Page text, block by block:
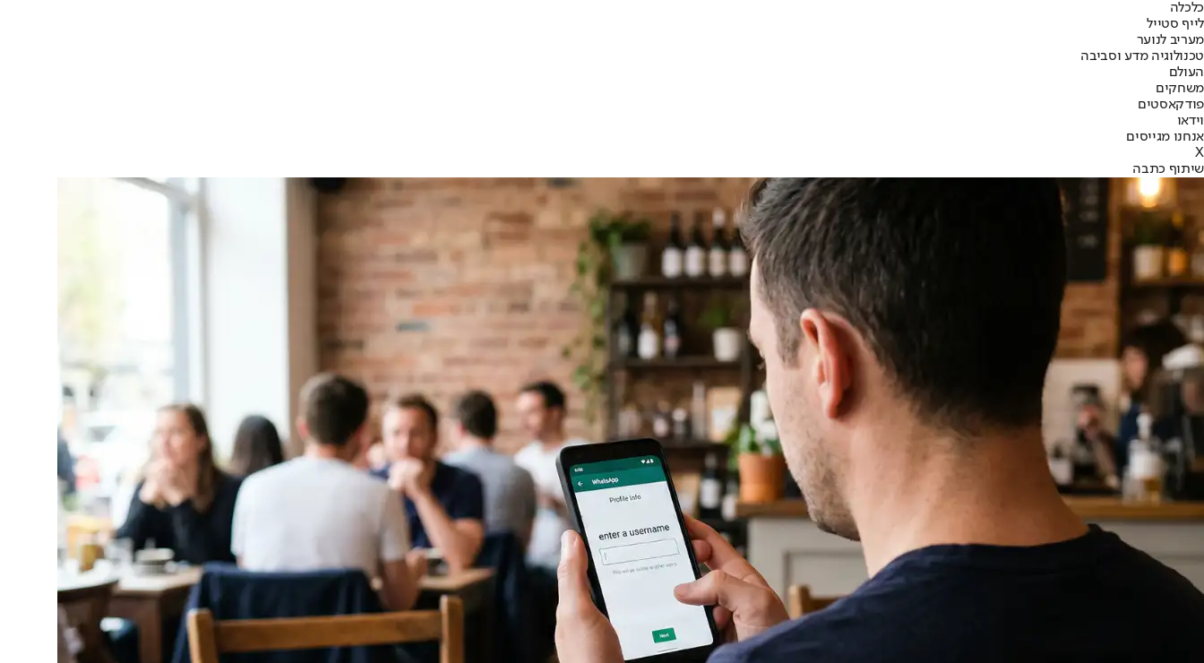
כלכלה
לייף סטייל
מעריב לנוער
טכנולוגיה מדע וסביבה
העולם
משחקים
פודקאסטים
וידאו
אנחנו מגייסים
X
שיתוף כתבה